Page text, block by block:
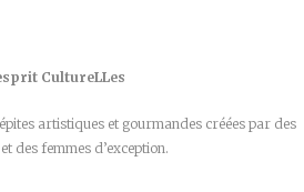
CultureLLes
artistiques et gourmandes créées par des
des femmes d’exception.